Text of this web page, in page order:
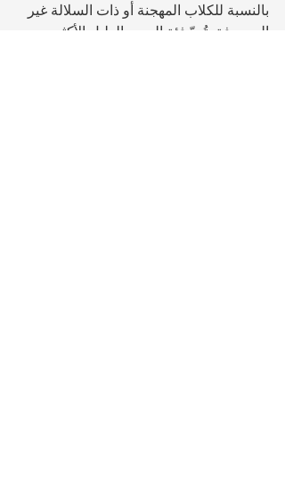
بالنسبة للكلاب المهجنة أو ذات السلالة غير
المعروفة، تُعدّ فئة الحجم الدليل الأكثر